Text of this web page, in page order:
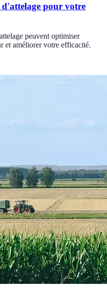
d'attelage pour votre
peuvent optimiser
et améliorer votre efficacité.